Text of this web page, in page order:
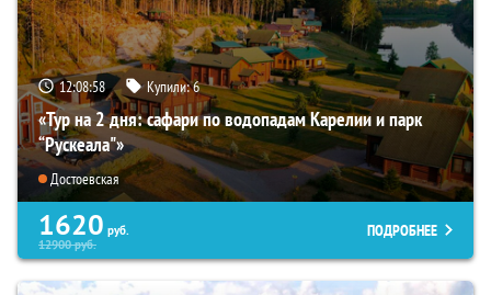
12:08:57 Купили:6
«Тур на 2 дня: сафари по водопадам Карелии и парк
“Рускеала"»
Достоевская
1620 руб.
12900руб.
ПОДРОБНЕЕ